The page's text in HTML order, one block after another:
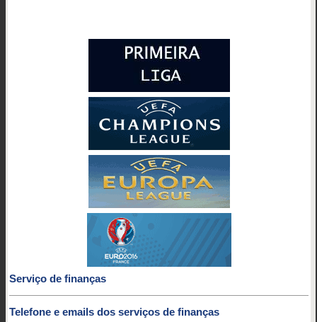
Serviço de finanças
Telefone e emails dos serviços de finanças